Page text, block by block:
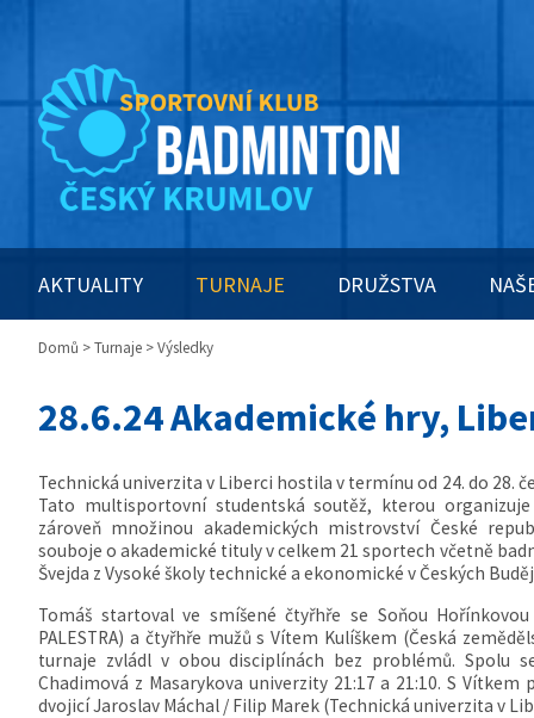
AKTUALITY TURNAJE DRUŽSTVA
Domů >Turnaje > Výsledky
28.6.24 Akademické hry,
Technická univerzita v Liberci hostila v termínu od 24. do 28.
Tato multisportovní studentská soutěž, kterou
zároveň množinou akademických mistrovství České
souboje o akademické tituly v celkem 21 sportech včetně
Švejda z Vysoké školy technické a ekonomické v Českých
Tomáš startoval ve smíšené čtyřhře se Soňou
PALESTRA) a čtyřhře mužů s Vítem Kulíškem (Česká
turnaje zvládl v obou disciplínách bez problémů. Spolu
Chadimová z Masarykova univerzity 21:17 a 21:10. S
dvojicí Jaroslav Máchal / Filip Marek (Technická univerzita v